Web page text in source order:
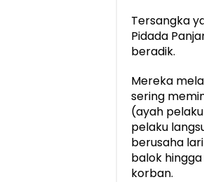
Tersangka
Pidada
beradik.
Mereka
sering
(ayah
pelaku
berusaha
balok
korban.